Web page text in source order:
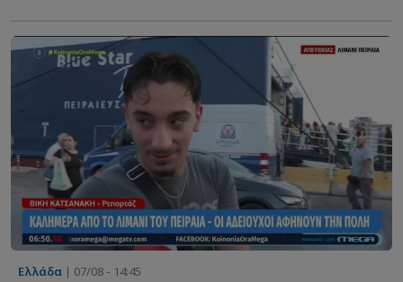
Ελλάδα | 07/08 - 14:45